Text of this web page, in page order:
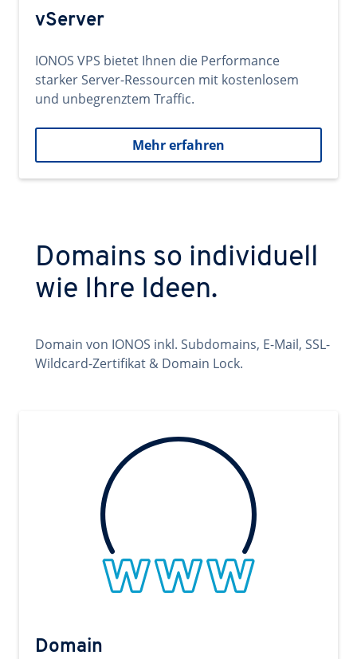
vServer
IONOS VPS bietet Ihnen die Performance
starker Server-Ressourcen mit kostenlosem
und unbegrenztem Traffic.
Mehr erfahren
Domains so individuell
wie Ihre Ideen.
Domain von IONOS inkl. Subdomains, E-Mail, SSL-
Wildcard-Zertifikat & Domain Lock.
Domain